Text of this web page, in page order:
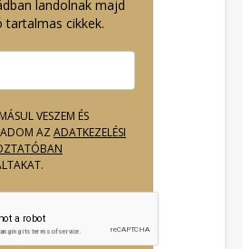
landolnak majd
tartalmas cikkek.
VESZEM ÉS
AZ ADATKEZELÉSI